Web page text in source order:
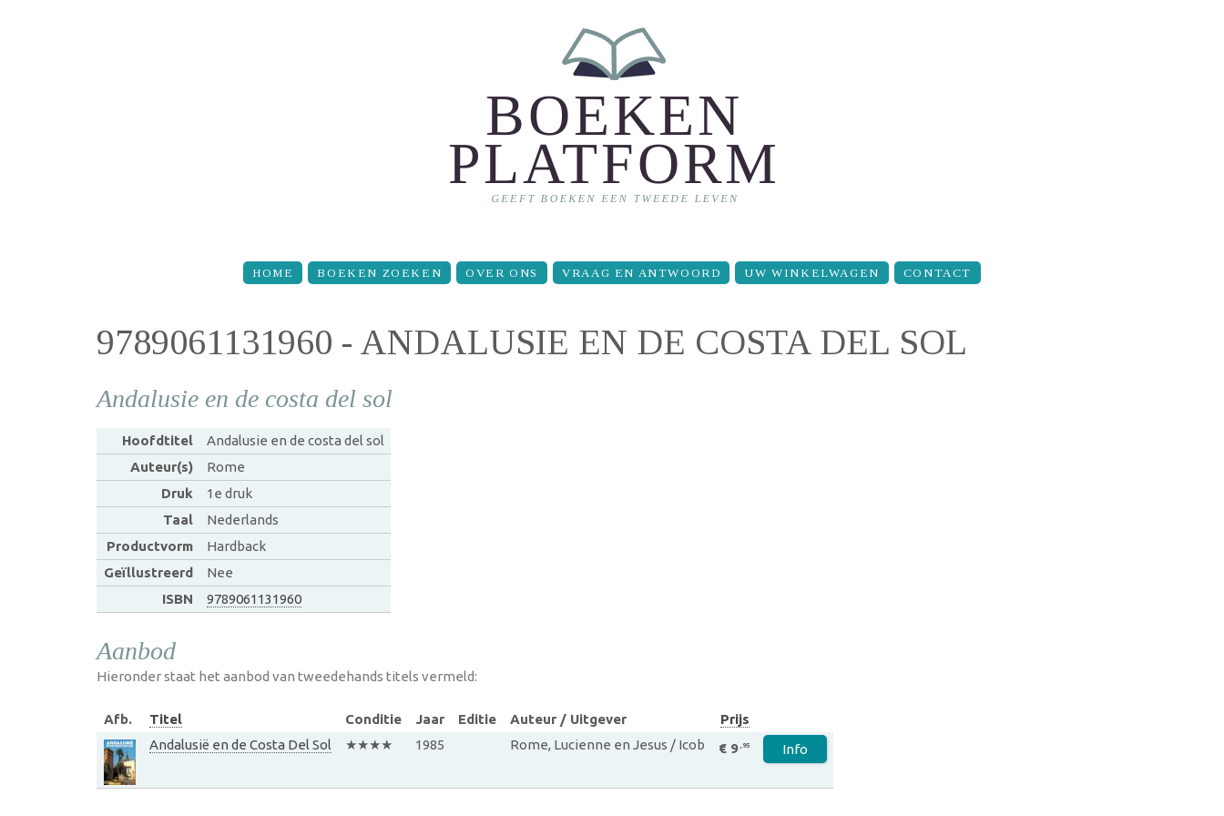
HOME BOEKEN ZOEKEN OVER ONS VRAAG EN ANTWOORD UW WINKELWAGEN CONTACT
9789061131960 - ANDALUSIE EN DE COSTA DEL SOL
Andalusie en de costa del sol
Hoofdtitel
Andalusie en de costa del sol
Auteur(s)
Rome
Druk
1e druk
Taal
Nederlands
Productvorm
Hardback
Geïllustreerd
Nee
ISBN
9789061131960
Aanbod
Hieronder staat het aanbod van tweedehands titels vermeld:
Afb. Titel Conditie Jaar Editie Auteur / Uitgever
Prijs
Andalusië en de Costa Del Sol
★★★★ 1985 Rome, Lucienne en Jesus / Icob € 9 ,95 Info